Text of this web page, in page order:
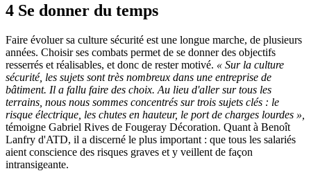
4 Se donner du temps
Faire évoluer sa culture sécurité est une longue marche, de plusieurs
années. Choisir ses combats permet de se donner des objectifs
resserrés et réalisables, et donc de rester motivé. « Sur la culture
sécurité, les sujets sont très nombreux dans une entreprise de
bâtiment. Il a fallu faire des choix. Au lieu d'aller sur tous les
terrains, nous nous sommes concentrés sur trois sujets clés : le
risque électrique, les chutes en hauteur, le port de charges lourdes »,
témoigne Gabriel Rives de Fougeray Décoration. Quant à Benoît
Lanfry d'ATD, il a discerné le plus important : que tous les salariés
aient conscience des risques graves et y veillent de façon
intransigeante.